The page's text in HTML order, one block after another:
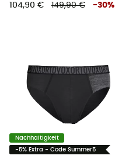
104,90 € 149,90 € -30%
Nachhaltigkeit
-5% Extra - Code Summer5